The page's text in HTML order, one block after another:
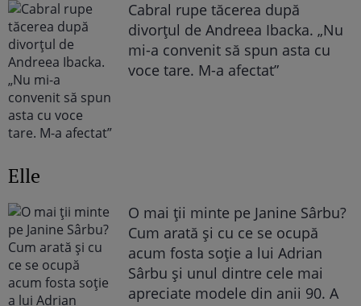
Cabral rupe tăcerea după
divorțul de Andreea Ibacka. „Nu
mi-a convenit să spun asta cu
voce tare. M-a afectat”
Elle
O mai ții minte pe Janine Sârbu?
Cum arată și cu ce se ocupă
acum fosta soție a lui Adrian
Sârbu și unul dintre cele mai
apreciate modele din anii 90. A